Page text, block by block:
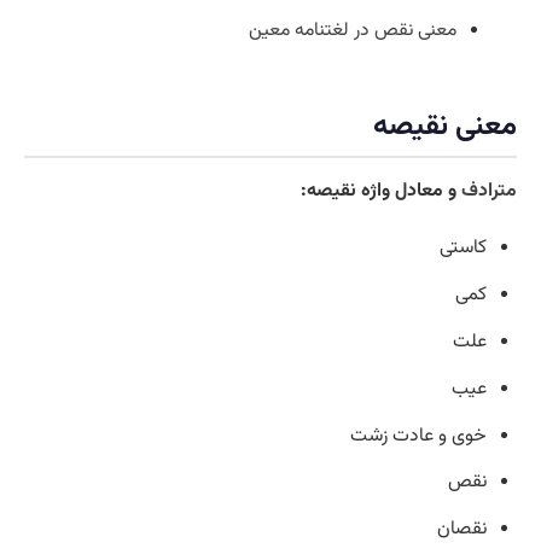
معنی نقص در لغتنامه معین
معنی نقیصه
مترادفو معادل واژه نقیصه:
کاستی
کمی
علت
عیب
خوی و عادت زشت
نقص
نقصان